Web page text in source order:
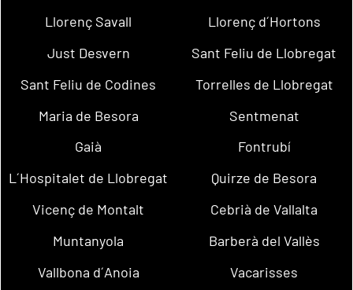
Llorenç Savall
Llorenç d´Hortons
Just Desvern
Sant Feliu de Llobregat
Sant Feliu de Codines
Torrelles de Llobregat
Maria de Besora
Sentmenat
Gaià
Fontrubí
L´Hospitalet de Llobregat
Quirze de Besora
Vicenç de Montalt
Cebrià de Vallalta
Muntanyola
Barberà del Vallès
Vallbona d´Anoia
Vacarisses